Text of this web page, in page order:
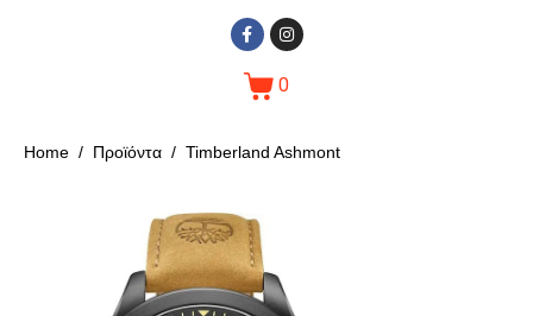
0
Home Προϊόντα Timberland Ashmont